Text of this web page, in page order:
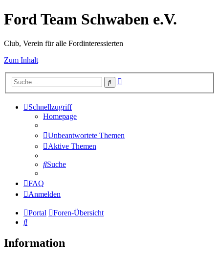
Ford Team Schwaben e.V.
Club, Verein für alle Fordinteressierten
Zum Inhalt
Suche
Schnellzugriff
Homepage
Unbeantwortete Themen
Aktive Themen
Suche
FAQ
Anmelden
Portal
Foren-Übersicht
Suche
Information